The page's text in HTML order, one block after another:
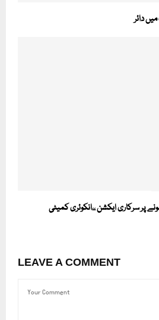
دائر
پر سرکاری ایکشن ،،انکوئری کمیٹی
LEAVE A COMMENT